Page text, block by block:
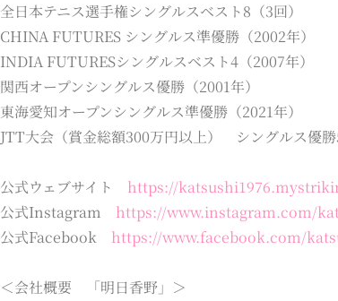
全日本テニス選手権シングルスベスト8（3回）
CHINA FUTURES シングルス準優勝（2002年）
INDIA FUTURESシングルスベスト4（2007年）
関西オープンシングルス優勝（2001年）
東海愛知オープンシングルス準優勝（2021年）
JTT大会（賞金総額300万円以上） シングルス優
公式ウェブサイト https://
公式Instagram https://www.instagram.com/
公式Facebook https://www.facebook.com/
＜会社概要 「明日香野」＞